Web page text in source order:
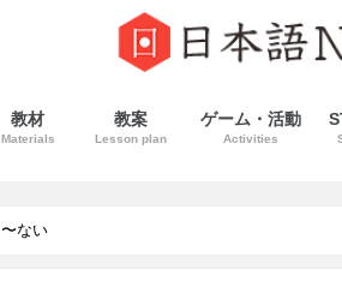
教材
Materials
教案
Lesson plan
ゲーム・活動
Activities
ない